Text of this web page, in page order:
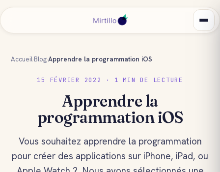
Accueil BlogApprendre la programmation iOS
15 FÉVRIER 2022 · 1 MIN DE LECTURE
Apprendre la
programmation iOS
Vous souhaitez apprendre la programmation
pour créer des applications sur iPhone, iPad, ou